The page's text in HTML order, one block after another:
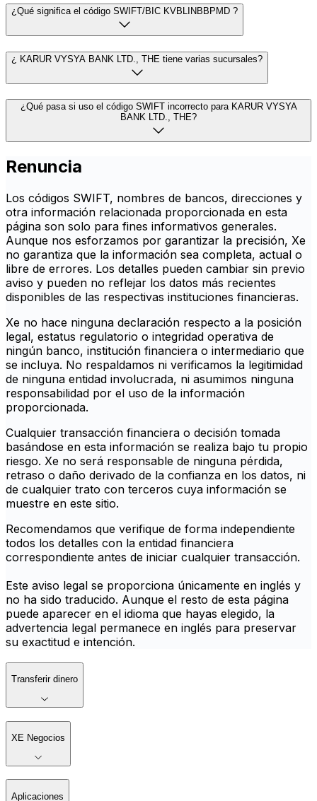
¿Qué significa el código SWIFT/BIC KVBLINBBPMD ?
¿ KARUR VYSYA BANK LTD., THE tiene varias sucursales?
¿Qué pasa si uso el código SWIFT incorrecto para KARUR VYSYA
BANK LTD., THE?
Renuncia
Los códigos SWIFT, nombres de bancos, direcciones y
otra información relacionada proporcionada en esta
página son solo para fines informativos generales.
Aunque nos esforzamos por garantizar la precisión, Xe
no garantiza que la información sea completa, actual o
libre de errores. Los detalles pueden cambiar sin previo
aviso y pueden no reflejar los datos más recientes
disponibles de las respectivas instituciones financieras.
Xe no hace ninguna declaración respecto a la posición
legal, estatus regulatorio o integridad operativa de
ningún banco, institución financiera o intermediario que
se incluya. No respaldamos ni verificamos la legitimidad
de ninguna entidad involucrada, ni asumimos ninguna
responsabilidad por el uso de la información
proporcionada.
Cualquier transacción financiera o decisión tomada
basándose en esta información se realiza bajo tu propio
riesgo. Xe no será responsable de ninguna pérdida,
retraso o daño derivado de la confianza en los datos, ni
de cualquier trato con terceros cuya información se
muestre en este sitio.
Recomendamos que verifique de forma independiente
todos los detalles con la entidad financiera
correspondiente antes de iniciar cualquier transacción.
Este aviso legal se proporciona únicamente en inglés y
no ha sido traducido. Aunque el resto de esta página
puede aparecer en el idioma que hayas elegido, la
advertencia legal permanece en inglés para preservar
su exactitud e intención.
Transferir dinero
XE Negocios
Aplicaciones